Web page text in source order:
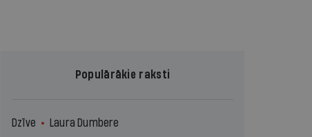
Populārākie raksti
Dzīve Laura Dumbere